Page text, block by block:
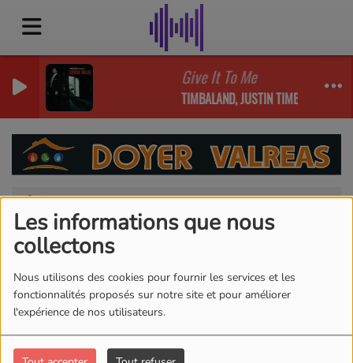
Les informations que nous
collectons
Nous utilisons des cookies pour fournir les services et les
fonctionnalités proposés sur notre site et pour améliorer
l'expérience de nos utilisateurs.
Give It To Me
TIMBALAND, JUSTIN TIMBERLAKE,
Agenda
Agenda
RSS